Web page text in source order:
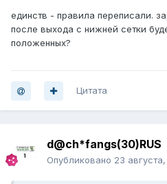
единств - правила переписали.
после выхода с нижней сетки
положенных?
Цитата
d@ch*fangs(30)RUS
Опубликовано 23